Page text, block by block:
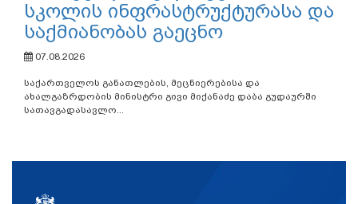
სკოლის ინფრასტრუქტურასა და
საქმიანობას გაეცნო
07.08.2026
საქართველოს განათლების, მეცნიერებისა და
ახალგაზრდობის მინისტრი გივი მიქანაძე დაბა გუდაურში
სათავგადასავლო...